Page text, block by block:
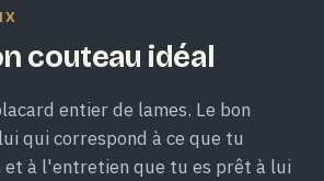
couteau idéal
entier de lames. Le bon
qui correspond à ce que tu
et à l'entretien que tu es prêt à lui